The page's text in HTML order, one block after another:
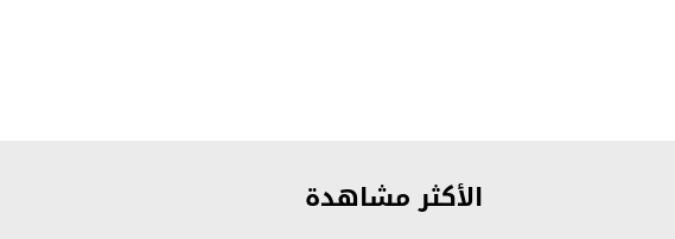
الأكثر مشاهدة